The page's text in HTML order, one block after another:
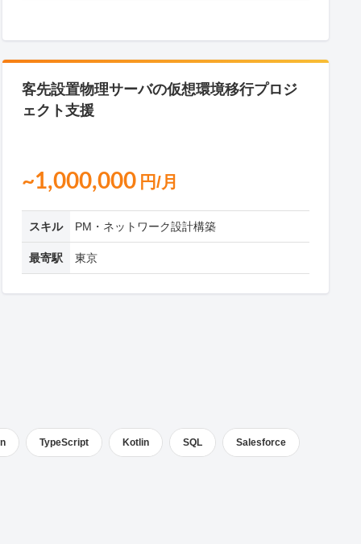
客先設置物理サーバの仮想環境移行プロジ
ェクト支援
~1,000,000 円/月
スキル PM・ネットワーク設計構築
最寄駅 東京
TypeScript Kotlin SQL Salesforce